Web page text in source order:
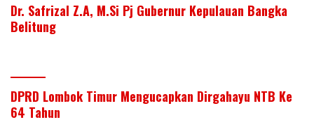
Dr. Safrizal Z.A, M.Si Pj Gubernur Kepulauan Bangka
Belitung
DPRD Lombok Timur Mengucapkan Dirgahayu NTB Ke
64 Tahun